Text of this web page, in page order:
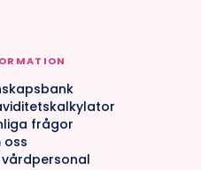
frågor
oss
vårdpersonal